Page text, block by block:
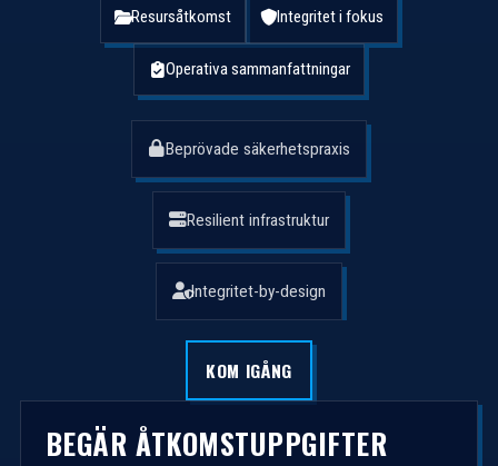
Resursåtkomst Integritet i fokus
Operativa sammanfattningar
Beprövade säkerhetspraxis
Resilient infrastruktur
Integritet-by-design
KOM IGÅNG
BEGÄR ÅTKOMSTUPPGIFTER